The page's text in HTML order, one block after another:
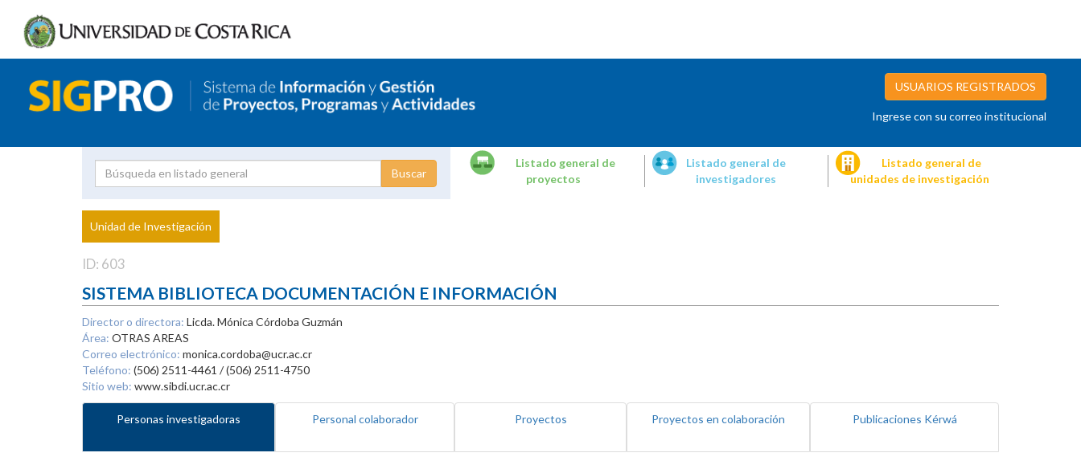
USUARIOS REGISTRADOS
Ingrese con su correo institucional
Proyecto
Investigador
Listado general de
proyectos
Listado general de
investigadores
Listado general de
unidades de investigación
Unidad de Investigación
ID: 603
SISTEMA BIBLIOTECA DOCUMENTACIÓN E INFORMACIÓN
Director o directora: Licda. Mónica Córdoba Guzmán
Área: OTRAS AREAS
Correo electrónico: monica.cordoba@ucr.ac.cr
Teléfono: (506) 2511-4461 / (506) 2511-4750
Sitio web: www.sibdi.ucr.ac.cr
Personas investigadoras Personal colaborador Proyectos Proyectos en colaboración Publicaciones Kérwá